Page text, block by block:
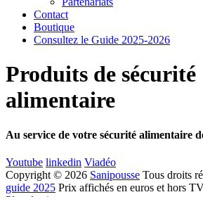
Contact
Boutique
Consultez le Guide 2025-2026
Produits de sécurité
alimentaire
Au service de votre sécurité alimentaire
Youtube linkedin Viadéo
Copyright © 2026 Sanipousse Tous droits
guide 2025 Prix affichés en euros et hors